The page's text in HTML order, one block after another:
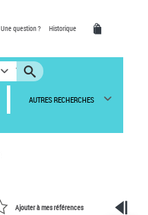
Une question ? Historique
AUTRES RECHERCHES
Ajouter à mes références